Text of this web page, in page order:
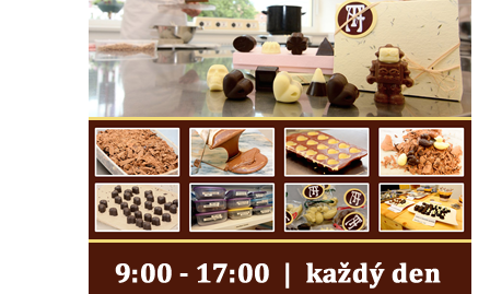
Pomník J. V. Kamarýta v Krumlovské ulici ve
Velešíně
Pamětní deska arcibiskupa Micara ve
vstupu do poutního místa Římov
Plastika Koule v Gutenbergově ulici v
Liberci
Pamětní deska Vojtěcha Kocmicha na
domě čp. 37 v ulici Betlém v Římově
Pomník na paměť zrušení roboty v Plavu